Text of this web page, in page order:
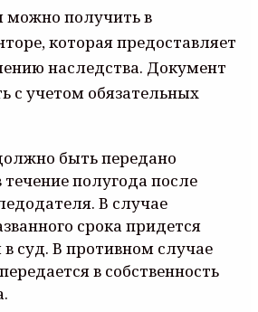
можно получить в
которая предоставляет
наследства. Документ
с учетом обязательных
быть передано
течение полугода после
В случае
срока придется
суд. В противном случае
в собственность